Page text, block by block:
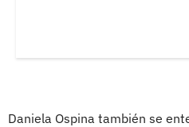
Daniela Ospina también se